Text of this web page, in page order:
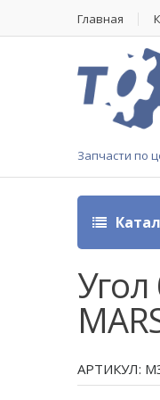
Главная
Запчасти по
АРТИКУЛ: